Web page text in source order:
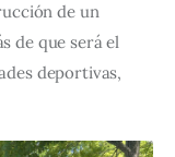
de un
de que será el
deportivas,